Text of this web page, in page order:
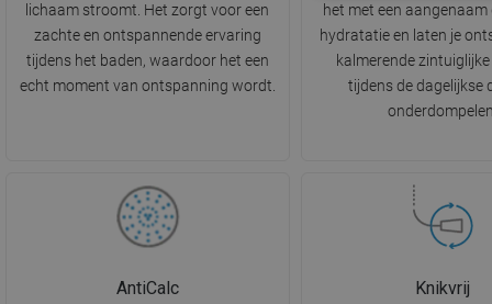
lichaam stroomt. Het zorgt voor een
zachte en ontspannende ervaring
tijdens het baden, waardoor het een
echt moment van ontspanning wordt.
het met een aangenaam
hydratatie en laten je
kalmerende
tijdens de dagelijkse
onderdompelen.
AntiCalc Knikvrij